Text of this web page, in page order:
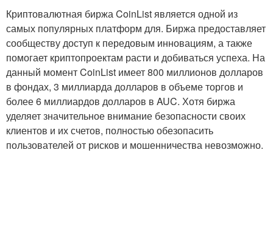
Криптовалютная биржа CoinList является одной из
самых популярных платформ для. Биржа предоставляет
сообществу доступ к передовым инновациям, а также
помогает криптопроектам расти и добиваться успеха. На
данный момент CoinList имеет 800 миллионов долларов
в фондах, 3 миллиарда долларов в объеме торгов и
более 6 миллиардов долларов в AUC. Хотя биржа
уделяет значительное внимание безопасности своих
клиентов и их счетов, полностью обезопасить
пользователей от рисков и мошенничества невозможно.